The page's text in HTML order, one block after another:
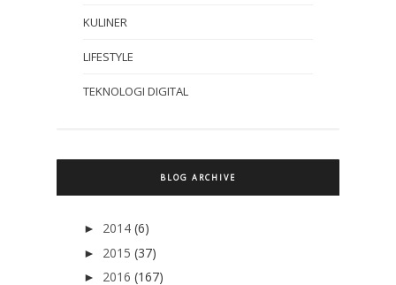
KULINER
LIFESTYLE
TEKNOLOGI DIGITAL
BLOG ARCHIVE
► 2014 (6)
► 2015 (37)
► 2016 (167)